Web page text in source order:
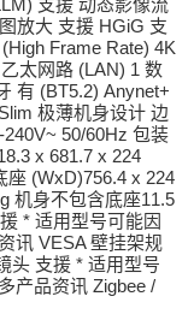
支援 动态影像流
放大 支援 HGiG 支
Frame Rate) 4K
太网路 (LAN) 1 数
有 (BT5.2) Anynet+
极薄机身设计 边
50/60Hz 包装
x 681.7 x 224
座 (WxD)756.4 x 224
机身不包含底座11.5
* 适用型号可能因
讯 VESA 壁挂架规
头 支援 * 适用型号
产品资讯 Zigbee /